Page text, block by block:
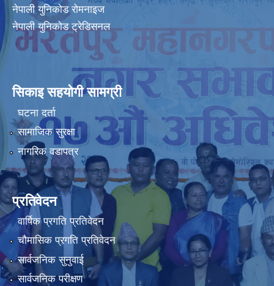
नेपाली युनिकोड रोमनाइज
नेपाली युनिकोड ट्रेडिसनल
सिकाइ सहयोगी सामग्री
घटना दर्ता
सामाजिक सुरक्षा
नागरिक वडापत्र
प्रतिवेदन
वार्षिक प्रगति प्रतिवेदन
चौमासिक प्रगति प्रतिवेदन
सार्वजनिक सुनुवाई
सार्वजनिक परीक्षण